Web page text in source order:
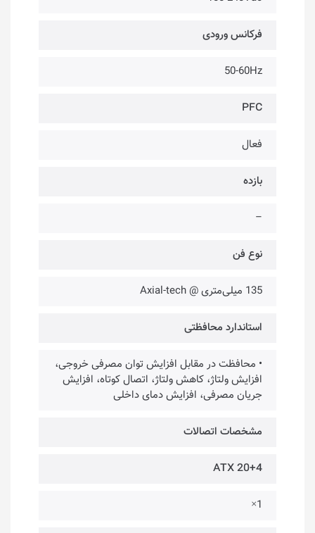
فرکانس ورودی
50-60Hz
PFC
فعال
بازده
–
نوع فن
135 میلی‌متری @ Axial-tech
استاندارد محافظتی
• محافظت در مقابل افزایش توان مصرفی خروجی،
افزایش ولتاژ، کاهش ولتاژ، اتصال کوتاه، افزایش
جریان مصرفی، افزایش دمای داخلی
مشخصات اتصالات
ATX 20+4
1×